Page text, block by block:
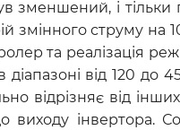
зменшений, і
струму на
та реалізація
від 120
відрізняє від
інвертора.